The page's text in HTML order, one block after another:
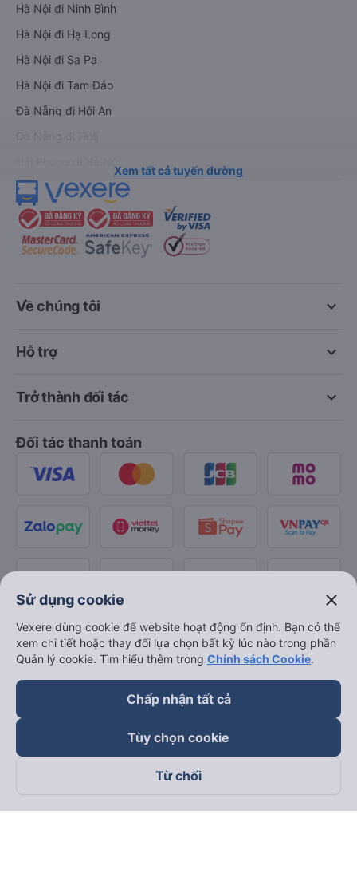
Hà Nội đi Ninh Bình
Hà Nội đi Hạ Long
Hà Nội đi Sa Pa
Hà Nội đi Tam Đảo
Đà Nẵng đi Hội An
Xem tất cả tuyến đường
keyboard_arrow_down
Về chúng tôi
keyboard_arrow_down
Hỗ trợ
keyboard_arrow_down
Trở thành đối tác
Đối tác thanh toán
Theo dõi chúng tôi trên
Sử dụng cookie close
Vexere dùng cookie để website hoạt động ổn định. Bạn có thể
xem chi tiết hoặc thay đổi lựa chọn bất kỳ lúc nào trong phần
Quản lý cookie. Tìm hiểu thêm trong Chính sách Cookie.
Chấp nhận tất cả
Tùy chọn cookie
Từ chối